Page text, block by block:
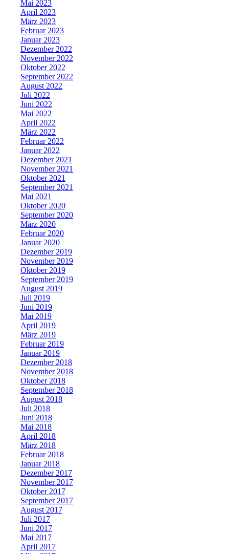
Mai 2023
April 2023
März 2023
Februar 2023
Januar 2023
Dezember 2022
November 2022
Oktober 2022
September 2022
August 2022
Juli 2022
Juni 2022
Mai 2022
April 2022
März 2022
Februar 2022
Januar 2022
Dezember 2021
November 2021
Oktober 2021
September 2021
Mai 2021
Oktober 2020
September 2020
März 2020
Februar 2020
Januar 2020
Dezember 2019
November 2019
Oktober 2019
September 2019
August 2019
Juli 2019
Juni 2019
Mai 2019
April 2019
März 2019
Februar 2019
Januar 2019
Dezember 2018
November 2018
Oktober 2018
September 2018
August 2018
Juli 2018
Juni 2018
Mai 2018
April 2018
März 2018
Februar 2018
Januar 2018
Dezember 2017
November 2017
Oktober 2017
September 2017
August 2017
Juli 2017
Juni 2017
Mai 2017
April 2017